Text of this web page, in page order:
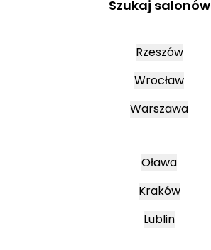
Szukaj salonów
Rzeszów
Wrocław
Warszawa
Oława
Kraków
Lublin